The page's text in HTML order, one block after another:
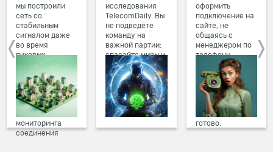
мы построили
сеть со
стабильным
сигналом даже
во время
пиковых
нагрузок в
вечернее время.
Мы постоянно
обновляем наше
оборудование в
домах, а система
мониторинга
соединения
исследования
TelecomDaily. Вы
не подведёте
команду на
важной партии:
спасайте миры и
побеждайте с
друзьями в
онлайн-играх.
оформить
подключение на
сайте, не
общаясь с
менеджером по
телефону.
Просто в три
клика заполните
форму заявки на
сайте, выберите
дату и время
подключения,
готово.